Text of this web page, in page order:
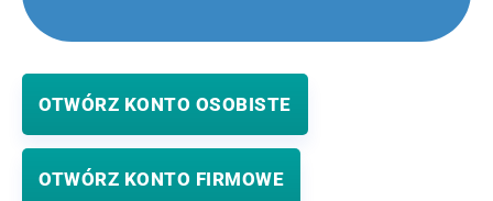
OTWÓRZ KONTO OSOBISTE
OTWÓRZ KONTO FIRMOWE